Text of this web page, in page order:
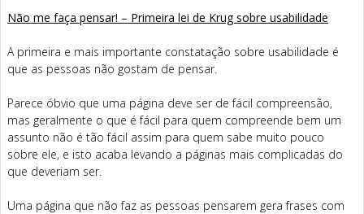
Não me faça pensar! – Primeira lei de Krug sobre usabilidade
A primeira e mais importante constatação sobre usabilidade é
que as pessoas não gostam de pensar.
Parece óbvio que uma página deve ser de fácil compreensão,
mas geralmente o que é fácil para quem compreende bem um
assunto não é tão fácil assim para quem sabe muito pouco
sobre ele, e isto acaba levando a páginas mais complicadas do
que deveriam ser.
Uma página que não faz as pessoas pensarem gera frases com